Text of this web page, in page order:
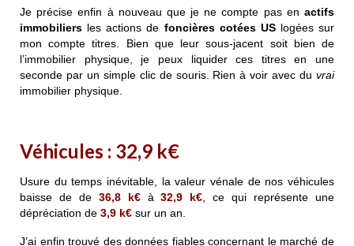
Je précise enfin à nouveau que je ne compte pas en actifs
immobiliers les actions de foncières cotées USlogées sur
mon compte titres. Bien que leur sous-jacent soit bien de
l’immobilier physique, je peux liquider ces titres en une
seconde par un simple clic de souris. Rien à voir avec du vrai
immobilier physique.
Véhicules : 32,9 k€
Usure du temps inévitable, la valeur vénale de nos véhicules
baisse de de 36,8 k€à32,9 k€ , ce qui représente une
dépréciation de 3,9 k€ sur un an.
J’ai enfin trouvé des données fiables concernant le marché de